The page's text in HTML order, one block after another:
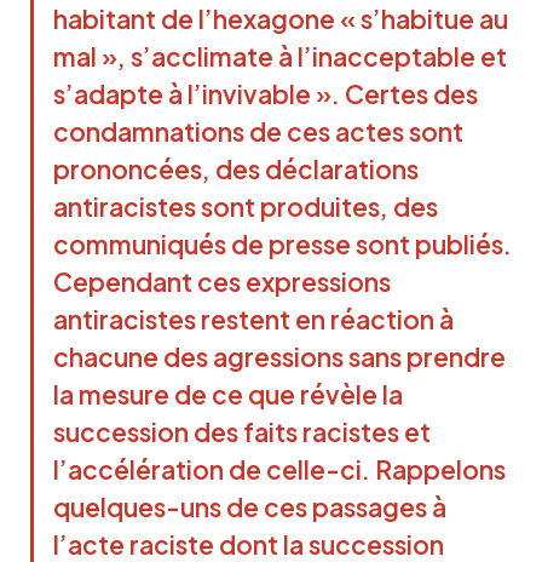
habitant de l’hexagone « s’habitue au
mal », s’acclimate à l’inacceptable et
s’adapte à l’invivable ». Certes des
condamnations de ces actes sont
prononcées, des déclarations
antiracistes sont produites, des
communiqués de presse sont publiés.
Cependant ces expressions
antiracistes restent en réaction à
chacune des agressions sans prendre
la mesure de ce que révèle la
succession des faits racistes et
l’accélération de celle-ci. Rappelons
quelques-uns de ces passages à
l’acte raciste dont la succession